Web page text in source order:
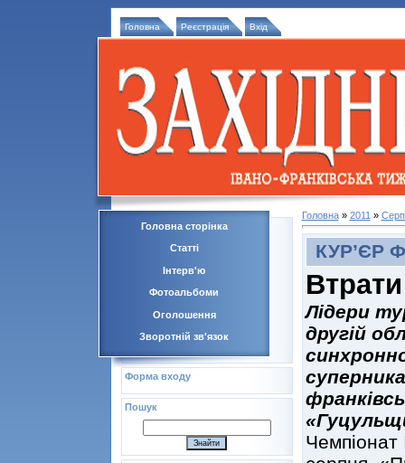
Головна Реєстрація Вхід
Головна сторінка
Статті
Інтерв'ю
Фотоальбоми
Оголошення
Зворотній зв'язок
Форма входу
Пошук
Головна» 2011 »
КУР’ЄР
Лідери
другій
Чемпіонат